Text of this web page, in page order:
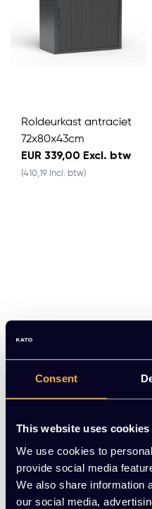
Consent
This website uses cookies
We use cookies to
provide social media
We also share information
our social media,
Roldeurkast antraciet
72x80x43cm
EUR 339,00 Excl. btw
(410,19 Incl. btw)
Roldeurkasten bij
inneemt? Met
inrichten, zodat je zoveel
is het natuurlijk ook
optimaal zijn ingericht.
ruimte, omdat je geen
openslaande deuren. Wil
kopen? Bij Kato helpen we